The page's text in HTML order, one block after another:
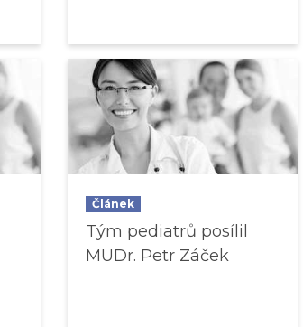
Článek
Tým pediatrů posílil
MUDr. Petr Záček